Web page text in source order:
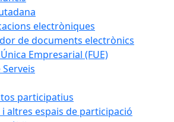
electròniques
de documents electrònics
Empresarial (FUE)
participatius
i altres espais de participació